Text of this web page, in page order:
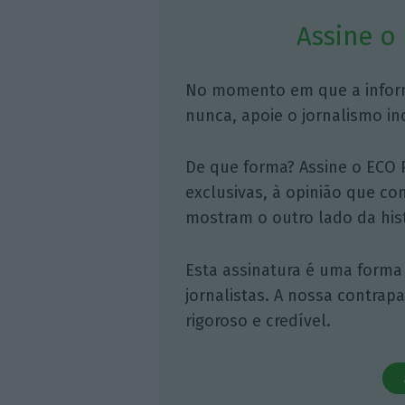
Assine o
No momento em que a
nunca, apoie o jornalismo
De que forma? Assine o
exclusivas, à opinião que
mostram o outro lado da
Esta assinatura é uma
jornalistas. A nossa
rigoroso e credível.